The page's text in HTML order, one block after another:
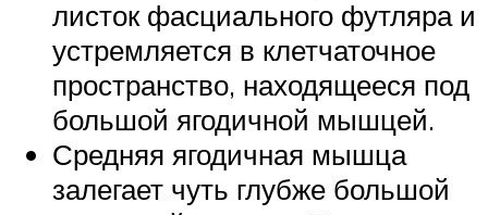
листок фасциального футляра и
устремляется в клетчаточное
пространство, находящееся под
большой ягодичной мышцей.
Средняя ягодичная мышца
залегает чуть глубже большой